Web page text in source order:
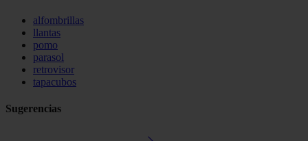
alfombrillas
llantas
pomo
parasol
retrovisor
tapacubos
Sugerencias